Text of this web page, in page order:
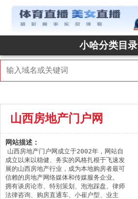
小哈分类目录
山西房地产门户网
网站描述：
山西房地产门户网成立于2002年，网站自
成立以来以稳健、务实的风格扎根于飞速发
展的山西房地产行业，成为本地购房者最可
信赖的房地产网络媒体和传媒服务企业。
拥有谈房论市、特别策划、泡泡踩盘、律师
法律咨询、购房直通车、小崔户型、业主